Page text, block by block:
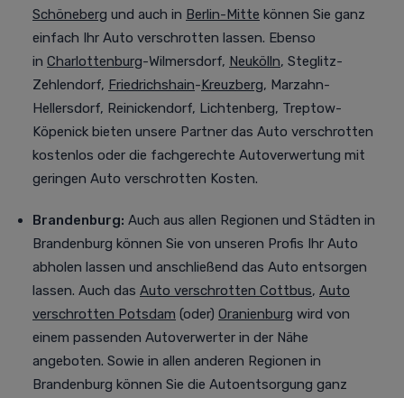
Schöneberg und auch in Berlin-Mitte können Sie ganz
einfach Ihr Auto verschrotten lassen. Ebenso
in Charlottenburg-Wilmersdorf, Neukölln, Steglitz-
Zehlendorf, Friedrichshain-Kreuzberg, Marzahn-
Hellersdorf, Reinickendorf, Lichtenberg, Treptow-
Köpenick bieten unsere Partner das Auto verschrotten
kostenlos oder die fachgerechte Autoverwertung mit
geringen Auto verschrotten Kosten.
Brandenburg: Auch aus allen Regionen und Städten in
Brandenburg können Sie von unseren Profis Ihr Auto
abholen lassen und anschließend das Auto entsorgen
lassen. Auch das Auto verschrotten Cottbus, Auto
verschrotten Potsdam (oder) Oranienburg wird von
einem passenden Autoverwerter in der Nähe
angeboten. Sowie in allen anderen Regionen in
Brandenburg können Sie die Autoentsorgung ganz